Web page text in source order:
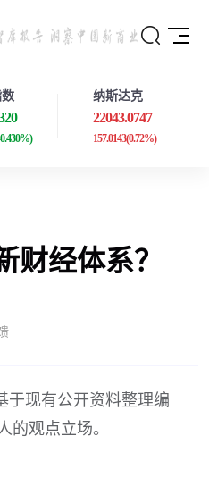
纳斯达克
22043.0747
157.0143(0.72%)
财经体系？
于现有公开资料整理编
观点立场。